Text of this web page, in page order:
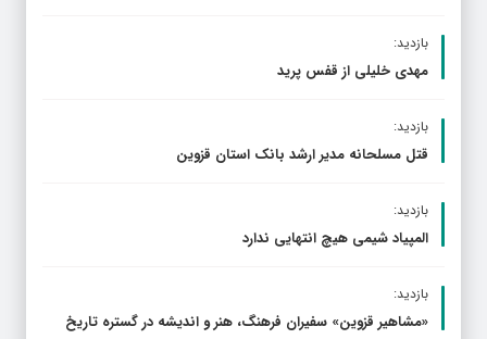
بازدید:
مهدی خلیلی از قفس پرید
بازدید:
قتل مسلحانه مدیر ارشد بانک استان قزوین
بازدید:
المپیاد شیمی هیچ انتهایی ندارد
بازدید:
«مشاهیر قزوین» سفیران فرهنگ، هنر و اندیشه در گستره تاریخ